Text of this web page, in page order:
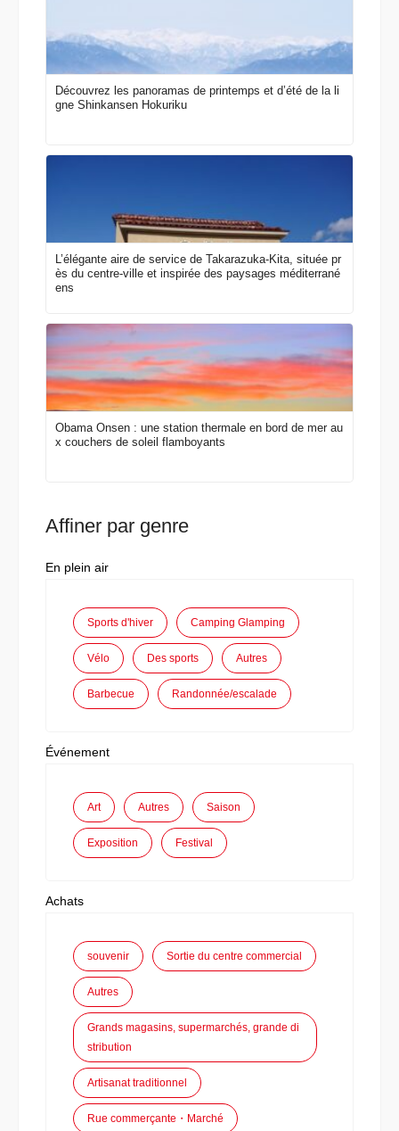
Découvrez les panoramas de printemps et d’été de la li
gne Shinkansen Hokuriku
L’élégante aire de service de Takarazuka-Kita, située pr
ès du centre-ville et inspirée des paysages méditerrané
ens
Obama Onsen : une station thermale en bord de mer au
x couchers de soleil flamboyants
Affiner par genre
En plein air
Sports d'hiver Camping Glamping
Vélo Des sports Autres
Barbecue Randonnée/escalade
Événement
Art Autres Saison
Exposition Festival
Achats
souvenir Sortie du centre commercial
Autres
Grands magasins, supermarchés, grande di
stribution
Artisanat traditionnel
Rue commerçante・Marché